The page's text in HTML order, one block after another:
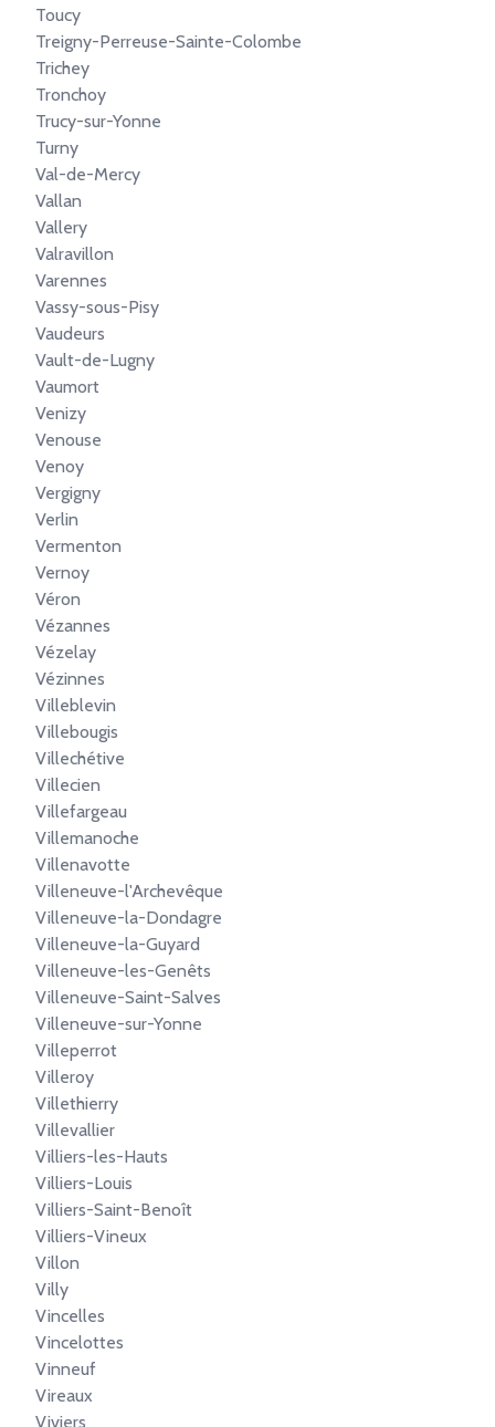
Toucy
Treigny-Perreuse-Sainte-Colombe
Trichey
Tronchoy
Trucy-sur-Yonne
Turny
Val-de-Mercy
Vallan
Vallery
Valravillon
Varennes
Vassy-sous-Pisy
Vaudeurs
Vault-de-Lugny
Vaumort
Venizy
Venouse
Venoy
Vergigny
Verlin
Vermenton
Vernoy
Véron
Vézannes
Vézelay
Vézinnes
Villeblevin
Villebougis
Villechétive
Villecien
Villefargeau
Villemanoche
Villenavotte
Villeneuve-l'Archevêque
Villeneuve-la-Dondagre
Villeneuve-la-Guyard
Villeneuve-les-Genêts
Villeneuve-Saint-Salves
Villeneuve-sur-Yonne
Villeperrot
Villeroy
Villethierry
Villevallier
Villiers-les-Hauts
Villiers-Louis
Villiers-Saint-Benoît
Villiers-Vineux
Villon
Villy
Vincelles
Vincelottes
Vinneuf
Vireaux
Viviers